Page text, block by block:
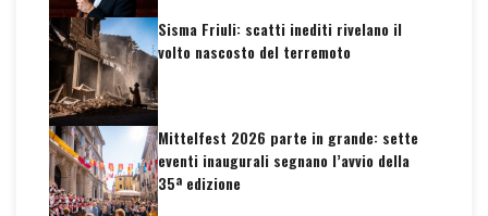
Sisma Friuli: scatti inediti rivelano il
volto nascosto del terremoto
Mittelfest 2026 parte in grande: sette
eventi inaugurali segnano l’avvio della
35ª edizione